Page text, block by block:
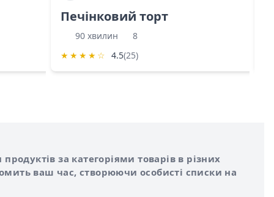
Печінковий торт
90 хвилин
8
★ ★ ★ ★ ☆ 4.5(25)
за категоріями товарів в різних
ваш час, створюючи особисті списки на